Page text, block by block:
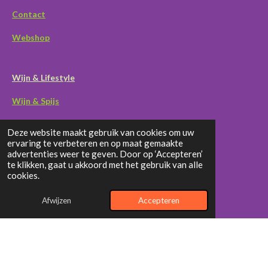
Deze website maakt gebruik van cookies om uw
ervaring te verbeteren en op maat gemaakte
advertenties weer te geven. Door op ‘Accepteren’
te klikken, gaat u akkoord met het gebruik van alle
cookies.
Afwijzen Accepteren
Contact
Webshop
Wijn & Lifestyle
Wijn & Spijs
R
t
s
t
s
t
s
t
s
t
m
14 stemmen